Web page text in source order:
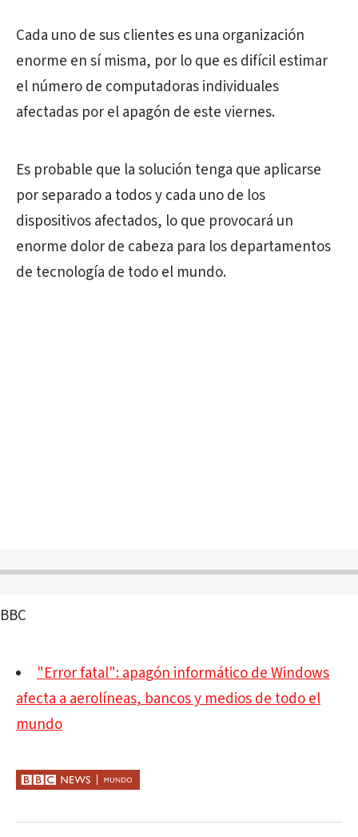
Cada uno de sus clientes es una organización
enorme en sí misma, por lo que es difícil estimar
el número de computadoras individuales
afectadas por el apagón de este viernes.
Es probable que la solución tenga que aplicarse
por separado a todos y cada uno de los
dispositivos afectados, lo que provocará un
enorme dolor de cabeza para los departamentos
de tecnología de todo el mundo.
BBC
"Error fatal": apagón informático de Windows
afecta a aerolíneas, bancos y medios de todo el
mundo